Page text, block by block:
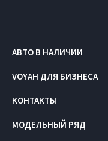
АВТО В НАЛИЧИИ
VOYAH ДЛЯ БИЗНЕСА
КОНТАКТЫ
МОДЕЛЬНЫЙ РЯД